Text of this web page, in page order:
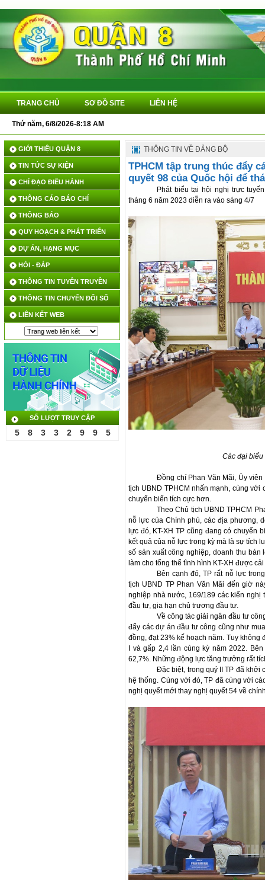
TRANG CHỦ SƠ ĐỒ SITE LIÊN HỆ
Thứ năm, 6/8/2026-8:18 AM
GIỚI THIỆU QUẬN 8
TIN TỨC SỰ KIỆN
CHỈ ĐẠO ĐIỀU HÀNH
THÔNG CÁO BÁO CHÍ
THÔNG BÁO
QUY HOẠCH & PHÁT TRIỂN
DỰ ÁN, HẠNG MỤC
HỎI - ĐÁP
THÔNG TIN TUYÊN TRUYỀN
THÔNG TIN CHUYỂN ĐỔI SỐ
LIÊN KẾT WEB
SỐ LƯỢT TRUY CẬP
5 8 3 3 2 9 9 5
THÔNG TIN VỀ ĐẢNG BỘ
TPHCM tập trung thúc đẩy
quyết 98 của Quốc hội để
Phát biểu tại hội nghị trực
tháng 6 năm 2023 diễn ra vào sáng 4/7
Các đại biểu
Đồng chí Phan Văn Mãi, Ủy
tịch UBND TPHCM nhấn mạnh, cùng với
chuyển biến tích cực hơn.
Theo Chủ tịch UBND TPHCM
nỗ lực của Chính phủ, các địa phương,
lực đó, KT-XH TP cũng đang có chuyển
kết quả của nỗ lực trong kỳ mà là sự tích
số sản xuất công nghiệp, doanh thu
làm cho tổng thể tình hình KT-XH được
Bên cạnh đó, TP rất nỗ lực
tịch UBND TP Phan Văn Mãi đến giờ
nghiệp nhà nước, 169/189 các kiến
đầu tư, gia hạn chủ trương đầu tư.
Về công tác giải ngân đầu tư
đẩy các dự án đầu tư công cũng như
đồng, đạt 23% kế hoạch năm. Tuy không
I và gấp 2,4 lần cùng kỳ năm 2022.
62,7%. Những động lực tăng trưởng rất
Đặc biệt, trong quý II TP đã khởi
hệ thống. Cùng với đó, TP đã cùng với
nghị quyết mới thay nghị quyết 54 về